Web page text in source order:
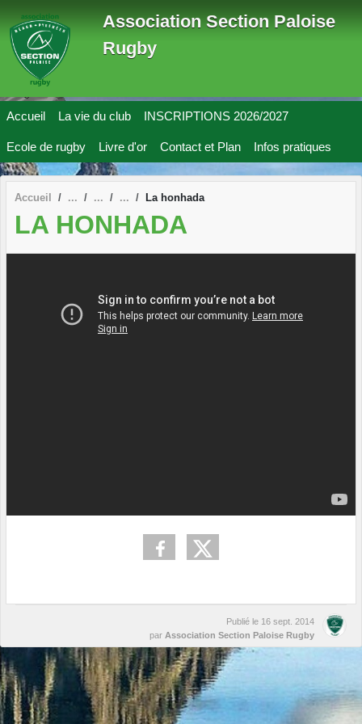
Association Section Paloise
Rugby
Accueil La vie du club INSCRIPTIONS 2026/2027
Ecole de rugby Livre d'or Contact et Plan Infos pratiques
Accueil La honhada
LA HONHADA
Publié le 16 sept. 2014
par Association Section Paloise Rugby